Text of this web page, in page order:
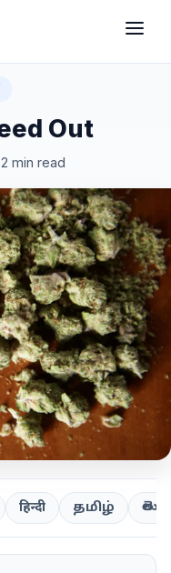
Out
2 min read
हिन्दी தமிழ்